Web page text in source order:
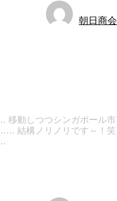
朝日商会
移動しつつシンガポール市
結構ノリノリです～！笑